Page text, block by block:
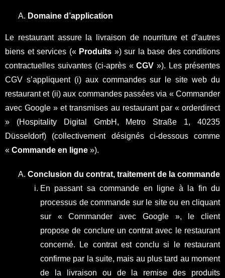
Domaine d’application
Le restaurant assure la livraison de nourriture et d’autres
biens et services (« Produits ») sur la base des conditions
contractuelles suivantes (ci-après «CGV »). Les présentes
CGV s’appliquent (i) aux commandes sur le site web du
restaurant et (ii) aux commandes passées via « Commander
avec Google » et transmises au restaurant par « orderdirect
» (Hospitality Digital GmbH, Metro Straße 1, 40235
Düsseldorf) (collectivement désignés ci-dessous comme
« Commande en ligne »).
Conclusion du contrat, traitement de la commande
En passant sa commande en ligne à la fin du
processus de commande sur le site ou en cliquant
sur « Commander avec Google », le client
propose de conclure un contrat avec le restaurant
concerné. Le contrat est conclu si le restaurant
confirme par la suite, mais au plus tard au moment
de la livraison ou de la remise des produits